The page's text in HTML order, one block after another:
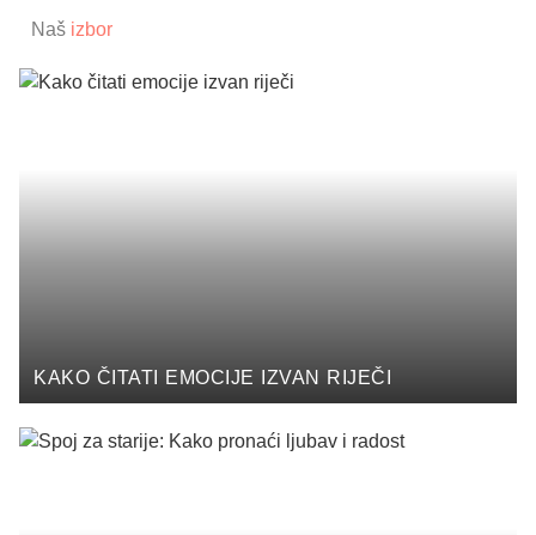
Naš izbor
KAKO ČITATI EMOCIJE IZVAN RIJEČI